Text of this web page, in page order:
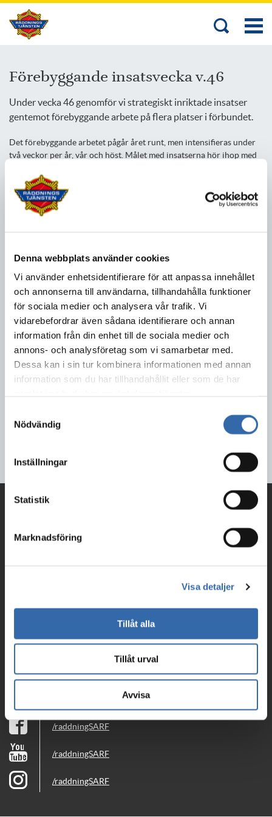
Denna webbplats använder cookies
Vi använder enhetsidentifierare för att anpassa innehållet
och annonserna till användarna, tillhandahålla funktioner
för sociala medier och analysera vår trafik. Vi
vidarebefordrar även sådana identifierare och annan
information från din enhet till de sociala medier och
annons- och analysföretag som vi samarbetar med.
Dessa kan i sin tur kombinera informationen med annan
information som du har tillhandahållit eller som de har
Nödvändig
Inställningar
Statistik
Marknadsföring
Visa detaljer
Tillåt alla
Tillåt urval
Avvisa
Förebyggande insatsvecka v.46
Under vecka 46 genomför vi strategiskt inriktade insatser
gentemot förebyggande arbete på flera platser i förbundet.
Det förebyggande arbetet pågår året runt, men intensifieras under
två veckor per år, vår och höst. Målet med insatserna hör ihop med
Att öka kunskapen kring förebyggande brandskydd och stärka
förmågan att agera i händelse av brand.
Under vecka 46 kommer skiftlagen från våra heltidsstationer i Borås
Borås verkstäder och industrier för att informera om risker och
säker hantering av gasflaskor.
Dela detta innehåll:
KONTAKTA OSS PÅ:
Olovsholmsgatan 12, 506 34 BORÅS
HANTERING AV PERSONUPPGIFTER
COOKIES
© 2026 SÄRF
/raddningSARF
/raddningSARF
/raddningSARF